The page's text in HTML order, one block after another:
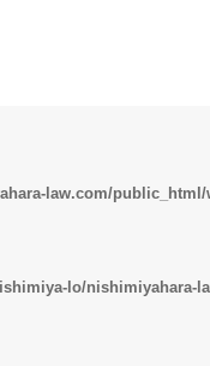
law.com/
lo/nishimiyahara-